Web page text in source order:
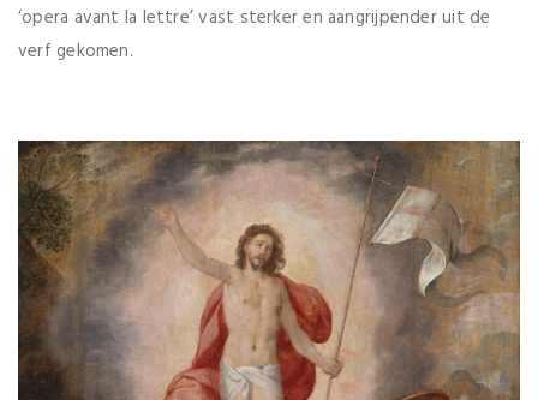
‘opera avant la lettre’ vast sterker en aangrijpender uit de
verf gekomen.